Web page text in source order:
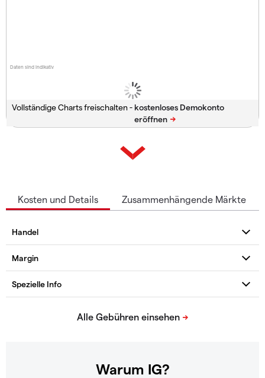
Daten sind indikativ
Vollständige Charts freischalten -
Kosten und Details Zusammenhängende Märkte
Warum IG?